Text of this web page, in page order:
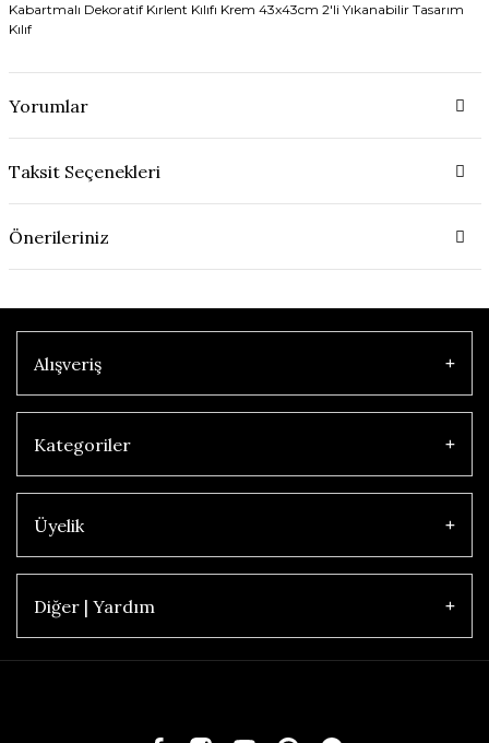
Kabartmalı Dekoratif Kırlent Kılıfı Krem 43x43cm 2'li Yıkanabilir Tasarım
Kılıf
Yorumlar
Taksit Seçenekleri
Önerileriniz
Alışveriş
Kategoriler
Üyelik
Diğer | Yardım